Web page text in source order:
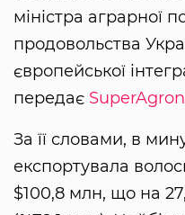
міністра аграрної
продовольства
європейської
передає
За її словами, в
експортувала
$100,8 млн, що на